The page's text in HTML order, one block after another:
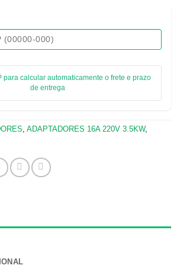
para calcular automaticamente o frete e prazo
de entrega
, ADAPTADORES 16A ​220V 3.5KW,